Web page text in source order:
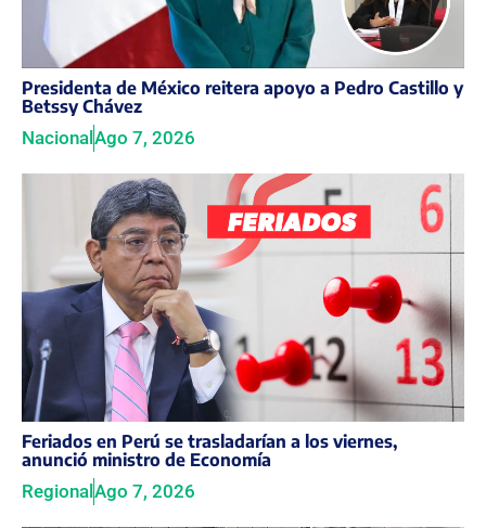
Presidenta de México reitera apoyo a Pedro Castillo y
Betssy Chávez
NacionalAgo 7, 2026
Feriados en Perú se trasladarían a los viernes,
anunció ministro de Economía
Regional Ago 7, 2026